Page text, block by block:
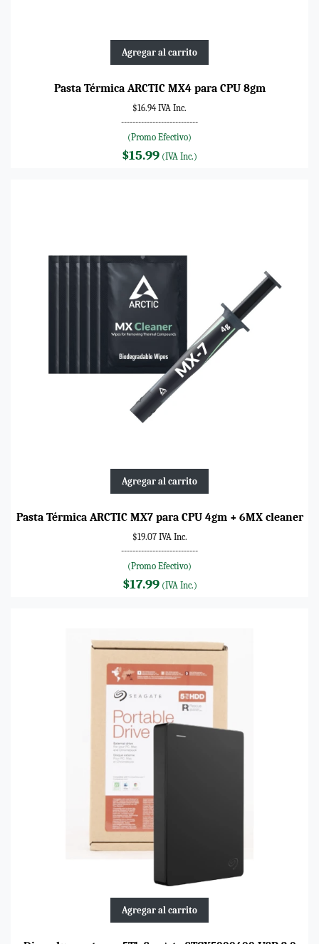
Agregar al carrito
Pasta Térmica ARCTIC MX4 para CPU 8gm
$16.94 IVA Inc.
---------------------------
(Promo Efectivo)
$15.99 (IVA Inc.)
Agregar al carrito
Pasta Térmica ARCTIC MX7 para CPU 4gm + 6MX cleaner
$19.07 IVA Inc.
---------------------------
(Promo Efectivo)
$17.99(IVA Inc.)
Agregar al carrito